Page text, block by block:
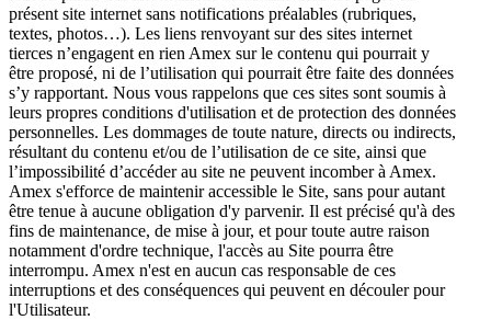
présent site internet sans notifications préalables (rubriques,
textes, photos…). Les liens renvoyant sur des sites internet
tierces n’engagent en rien Amex sur le contenu qui pourrait y
être proposé, ni de l’utilisation qui pourrait être faite des données
s’y rapportant. Nous vous rappelons que ces sites sont soumis à
leurs propres conditions d'utilisation et de protection des données
personnelles. Les dommages de toute nature, directs ou indirects,
résultant du contenu et/ou de l’utilisation de ce site, ainsi que
l’impossibilité d’accéder au site ne peuvent incomber à Amex.
Amex s'efforce de maintenir accessible le Site, sans pour autant
être tenue à aucune obligation d'y parvenir. Il est précisé qu'à des
fins de maintenance, de mise à jour, et pour toute autre raison
notamment d'ordre technique, l'accès au Site pourra être
interrompu. Amex n'est en aucun cas responsable de ces
interruptions et des conséquences qui peuvent en découler pour
l'Utilisateur.